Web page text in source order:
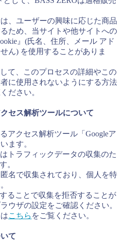
、ユーザーの興味に応じた商品
ため、当サイトや他サイトへの
』(氏名、住所、メール アド
ん) を使用することがありま
て、このプロセスの詳細やこの
に使用されないようにする方法
ださい。
セス解析ツールについて
アクセス解析ツール「Googleア
ます。
トラフィックデータの収集のた
。
名で収集されており、個人を特
ることで収集を拒否することが
ウザの設定をご確認ください。
こちら をご覧ください。
て